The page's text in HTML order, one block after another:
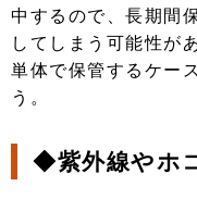
中するので、長期間
してしまう可能性が
単体で保管するケー
う。
◆紫外線やホ